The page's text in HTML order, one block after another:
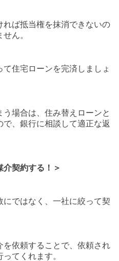
ば抵当権を抹消できないの
ん。
住宅ローンを完済しましょ
場合は、住み替えローンと
、銀行に相談して適正な返
介契約する！＞
ではなく、一社に絞って契
依頼することで、依頼され
てくれます。